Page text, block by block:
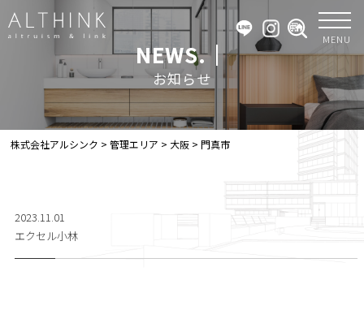
MENU
NEWS.｜
お知らせ
株式会社アルシンク >管理エリア > 大阪 >門真市
2023.11.01
エクセル小林